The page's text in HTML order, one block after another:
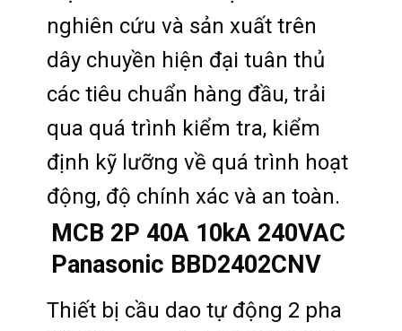
nghiên cứu và sản xuất trên
dây chuyền hiện đại tuân thủ
các tiêu chuẩn hàng đầu, trải
qua quá trình kiểm tra, kiểm
định kỹ lưỡng về quá trình hoạt
động, độ chính xác và an toàn.
MCB 2P 40A 10kA 240VAC
Panasonic BBD2402CNV
Thiết bị cầu dao tự động 2 pha